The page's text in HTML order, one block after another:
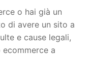
o hai già un
di avere un sito a
e cause legali,
a